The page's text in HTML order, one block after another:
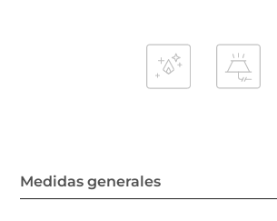
Medidas generales